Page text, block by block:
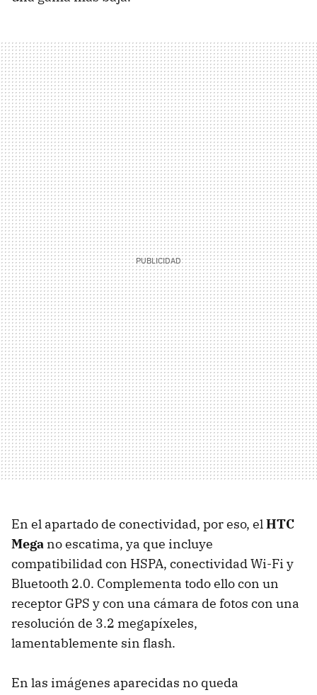
En el apartado de conectividad, por eso, elHTC
Mega no escatima, ya que incluye
compatibilidad con HSPA, conectividad Wi-Fi y
Bluetooth 2.0. Complementa todo ello con un
receptor GPS y con una cámara de fotos con una
resolución de 3.2 megapíxeles,
lamentablemente sin flash.
En las imágenes aparecidas no queda